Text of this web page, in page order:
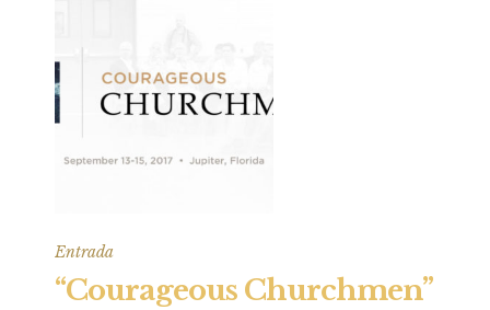
Entrada
“Courageous Churchmen”